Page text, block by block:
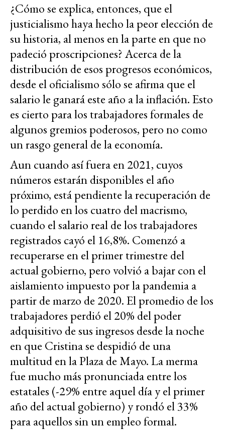
¿Cómo se explica, entonces, que el
justicialismo haya hecho la peor elección de
su historia, al menos en la parte en que no
padeció proscripciones? Acerca de la
distribución de esos progresos económicos,
desde el oficialismo sólo se afirma que el
salario le ganará este año a la inflación. Esto
es cierto para los trabajadores formales de
algunos gremios poderosos, pero no como
un rasgo general de la economía.
Aun cuando así fuera en 2021, cuyos
números estarán disponibles el año
próximo, está pendiente la recuperación de
lo perdido en los cuatro del macrismo,
cuando el salario real de los trabajadores
registrados cayó el 16,8%. Comenzó a
recuperarse en el primer trimestre del
actual gobierno, pero volvió a bajar con el
aislamiento impuesto por la pandemia a
partir de marzo de 2020. El promedio de los
trabajadores perdió el 20% del poder
adquisitivo de sus ingresos desde la noche
en que Cristina se despidió de una
multitud en la Plaza de Mayo. La merma
fue mucho más pronunciada entre los
estatales (-29% entre aquel día y el primer
año del actual gobierno) y rondó el 33%
para aquellos sin un empleo formal.